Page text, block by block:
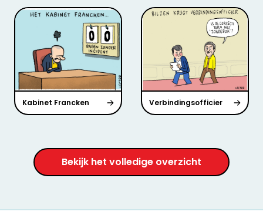
Kabinet Francken Verbindingsofficier
Bekijk het volledige overzicht